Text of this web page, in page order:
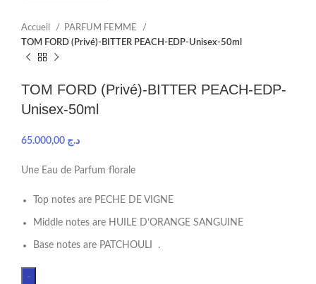
Accueil
PARFUM FEMME
TOM FORD (Privé)-BITTER PEACH-EDP-Unisex-50ml
TOM FORD (Privé)-BITTER PEACH-EDP-
Unisex-50ml
د.ج
Une Eau de Parfum florale
Top notes are PECHE DE VIGNE
Middle notes are HUILE D’ORANGE SANGUINE
Base notes are PATCHOULI .